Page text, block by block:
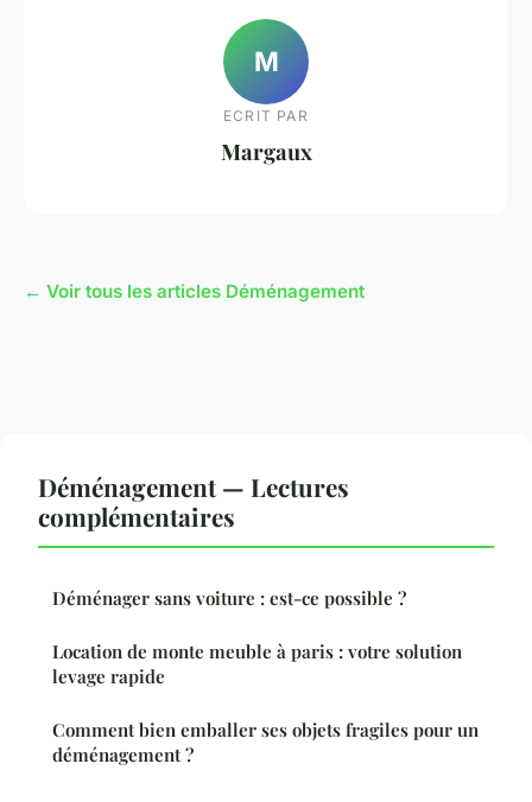
M
ECRIT PAR
Margaux
← Voir tous les articles Déménagement
Déménagement — Lectures
complémentaires
Déménager sans voiture : est-ce possible ?
Location de monte meuble à paris : votre solution
levage rapide
Comment bien emballer ses objets fragiles pour un
déménagement ?